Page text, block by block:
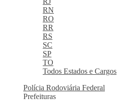
RN
RO
RR
RS
SC
SP
TO
Todos Estados e Cargos
Polícia Rodoviária Federal
Prefeituras